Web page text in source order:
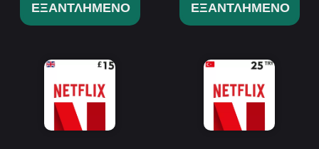
ΕΞΑΝΤΛΗΜΈΝΟ ΕΞΑΝΤΛΗΜΈΝΟ